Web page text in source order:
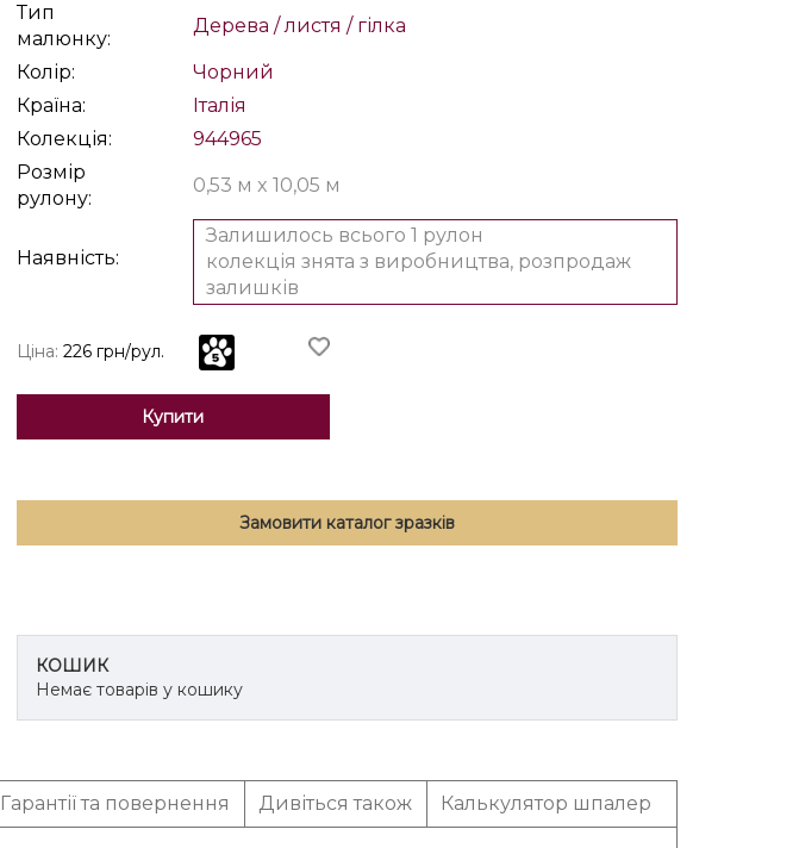
Тип
малюнку:
Дерева / листя / гілка
Колір:
Чорний
Країна:
Італія
Колекція:
944965
Розмір
рулону:
0,53 м x 10,05 м
Наявність:
Залишилось всього 1 рулон
колекція знята з виробництва, розпродаж
залишків
Ціна: 226 грн/рул.
Купити
Замовити каталог зразків
КОШИК
Немає товарів у кошику
Гарантії та повернення Дивіться також Калькулятор шпалер